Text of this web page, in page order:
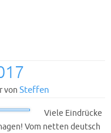
von Steffen
Viele Eindrücke
Vom netten deutsch